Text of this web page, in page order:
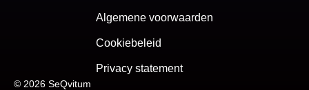
© 2026 SeQvitum
Algemene voorwaarden
Cookiebeleid
Privacy statement